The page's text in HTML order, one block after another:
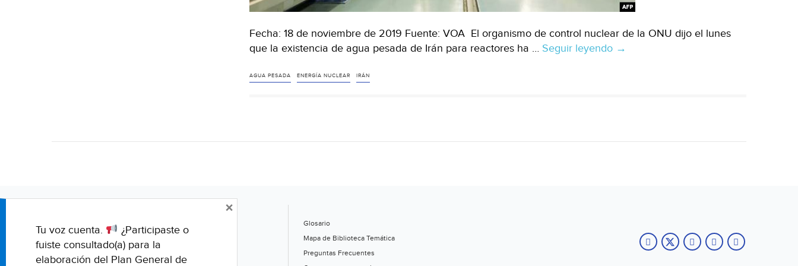
Fecha: 18 de noviembre de 2019 Fuente: VOA El organismo de control nuclear de la ONU dijo el lunes
que la existencia de agua pesada de Irán para reactores ha … Seguir leyendo Existencia
→
AGUA PESADA ENERGÍA NUCLEAR IRÁN
Glosario
Mapa de Biblioteca Temática
Preguntas Frecuentes
Tu voz cuenta.
¿Participaste o
fuiste consultado(a) para la
elaboración del Plan General de
×